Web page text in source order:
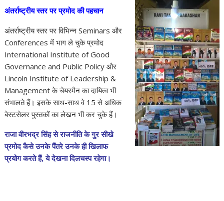
अंतर्राष्ट्रीय स्तर पर प्रमोद की पहचान
अंतर्राष्ट्रीय स्तर पर विभिन्न Seminars और
Conferences में भाग ले चुके प्रमोद
International Institute of Good
Governance and Public Policy और
Lincoln Institute of Leadership &
Management के चेयरमैन का दायित्व भी
संभालते हैं। इसके साथ-साथ वे 15 से अधिक
बेस्टसेलर पुस्तकों का लेखन भी कर चुके हैं।
राजा वीरभद्र सिंह से राजनीति के गुर सीखे
प्रमोद कैसे उनके पैंतरे उनके ही खिलाफ
प्रयोग करते हैं, ये देखना दिलचस्प रहेगा।